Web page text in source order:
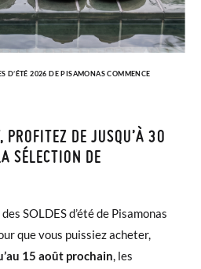
D’ÉTÉ 2026 DE PISAMONAS COMMENCE
PROFITEZ DE JUSQU’À 30
SÉLECTION DE
SOLDES d’été de Pisamonas
que vous puissiez acheter,
15 août prochain, les